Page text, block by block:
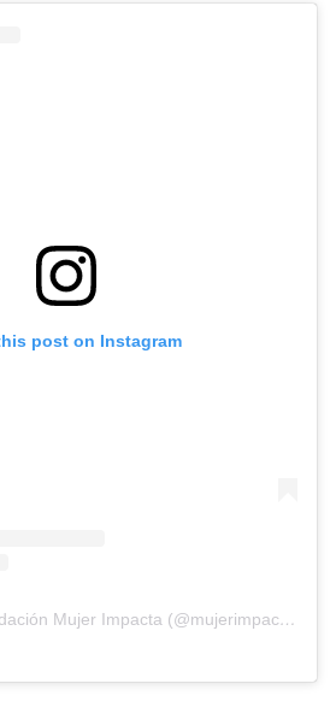
post on Instagram
A post shared by Fundación Mujer Impacta (@mujerimpacta)